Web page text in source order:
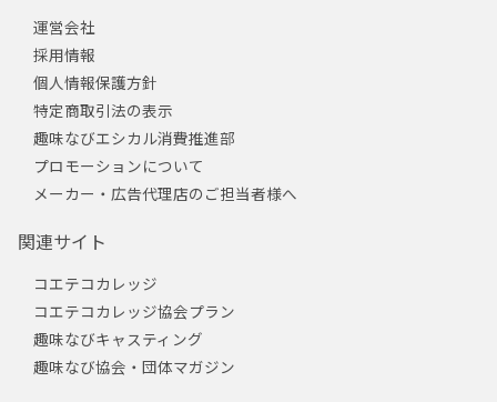
運営会社
採用情報
個人情報保護方針
特定商取引法の表示
趣味なびエシカル消費推進部
プロモーションについて
メーカー・広告代理店のご担当者様へ
関連サイト
コエテコカレッジ
コエテコカレッジ協会プラン
趣味なびキャスティング
趣味なび協会・団体マガジン